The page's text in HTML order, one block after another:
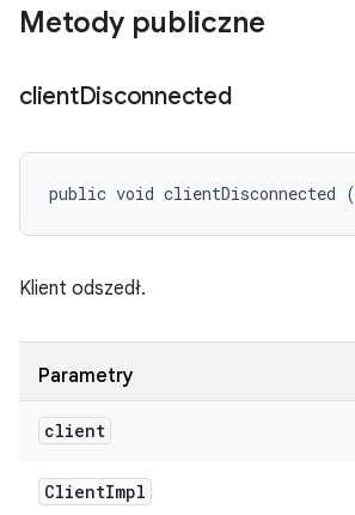
Metody publiczne
clientDisconnected
public void clientDisconnected (
Klient odszedł.
Parametry
client
ClientImpl